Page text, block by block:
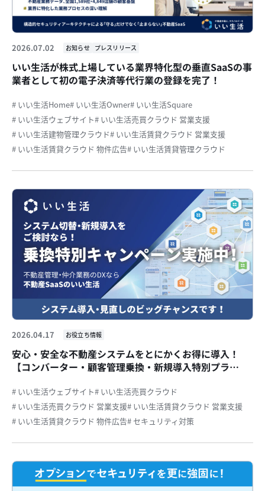
2026.07.02 お知らせ プレスリリース
いい生活が株式上場している業界特化型の垂直SaaSの事
業者として初の電子決済等代行業の登録を完了！
# いい生活Home# いい生活Owner# いい生活Square
# いい生活ウェブサイト# いい生活売買クラウド 営業支援
# いい生活建物管理クラウド# いい生活賃貸クラウド 営業支援
# いい生活賃貸クラウド 物件広告# いい生活賃貸管理クラウド
2026.04.17 お役立ち情報
安心・安全な不動産システムをとにかくお得に導入！
【コンバーター・顧客管理乗換・新規導入特別プラ
# いい生活ウェブサイト# いい生活売買クラウド
# いい生活売買クラウド 営業支援# いい生活賃貸クラウド 営業支援
# いい生活賃貸クラウド 物件広告# セキュリティ対策